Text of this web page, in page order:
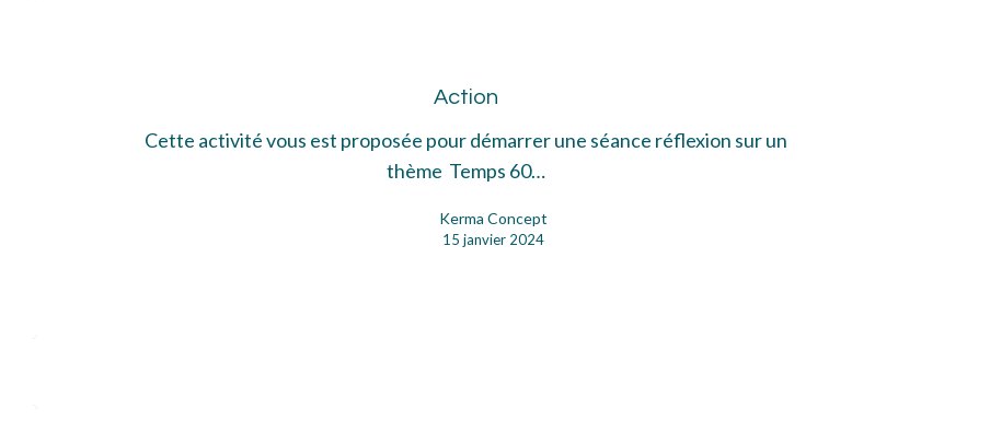
Action
Cette activité vous est proposée pour démarrer une séance réflexion sur un
thème Temps 60…
Kerma Concept
15 janvier 2024